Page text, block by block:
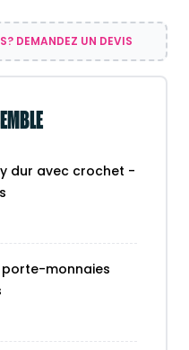
DEMANDEZ UN DEVIS
dur avec crochet -
porte-monnaies